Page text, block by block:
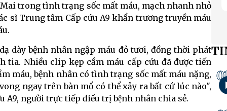
trong tình trạng sốc mất máu, mạch nhanh nhỏ
sĩ Trung tâm Cấp cứu A9 khẩn trương truyền máu
dày bệnh nhân ngập máu đỏ tươi, đồng thời phát
tia. Nhiều clip kẹp cầm máu cấp cứu đã được tiến
máu, bệnh nhân có tình trạng sốc mất máu nặng,
ngay trên bàn mổ có thể xảy ra bất cứ lúc nào",
A9, người trực tiếp điều trị bệnh nhân chia sẻ.